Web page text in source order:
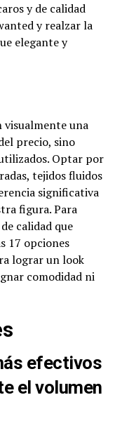
y de calidad
y realzar la
elegante y
visualmente una
precio, sino
Optar por
tejidos fluidos
significativa
figura. Para
calidad que
17 opciones
lograr un look
comodidad ni
efectivos
el volumen